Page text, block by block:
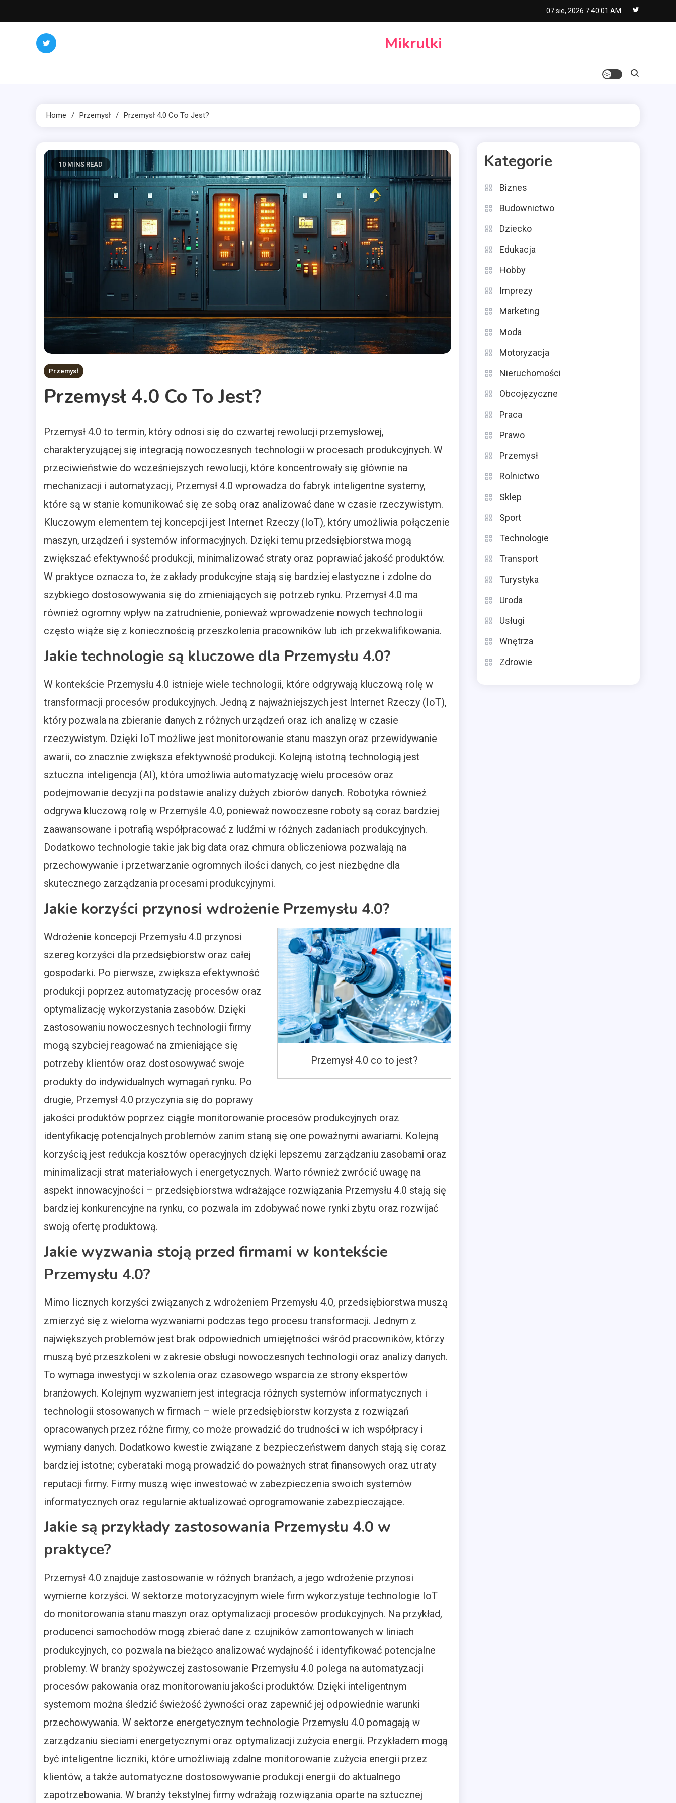
to
07 sie, 2026 7:40:02 AM
Mikrulki
Home Przemysł Przemysł 4.0 Co To Jest?
10 MINS READ
Przemysł
Przemysł 4.0 Co To Jest?
Przemysł 4.0 to termin, który odnosi się do czwartej rewolucji przemysłowej,
charakteryzującej się integracją nowoczesnych technologii w procesach produkcyjnych. W
przeciwieństwie do wcześniejszych rewolucji, które koncentrowały się głównie na
mechanizacji i automatyzacji, Przemysł 4.0 wprowadza do fabryk inteligentne systemy,
które są w stanie komunikować się ze sobą oraz analizować dane w czasie rzeczywistym.
Kluczowym elementem tej koncepcji jest Internet Rzeczy (IoT), który umożliwia połączenie
maszyn, urządzeń i systemów informacyjnych. Dzięki temu przedsiębiorstwa mogą
zwiększać efektywność produkcji, minimalizować straty oraz poprawiać jakość produktów.
W praktyce oznacza to, że zakłady produkcyjne stają się bardziej elastyczne i zdolne do
szybkiego dostosowywania się do zmieniających się potrzeb rynku. Przemysł 4.0 ma
również ogromny wpływ na zatrudnienie, ponieważ wprowadzenie nowych technologii
często wiąże się z koniecznością przeszkolenia pracowników lub ich przekwalifikowania.
Jakie technologie są kluczowe dla Przemysłu 4.0?
W kontekście Przemysłu 4.0 istnieje wiele technologii, które odgrywają kluczową rolę w
transformacji procesów produkcyjnych. Jedną z najważniejszych jest Internet Rzeczy (IoT),
który pozwala na zbieranie danych z różnych urządzeń oraz ich analizę w czasie
rzeczywistym. Dzięki IoT możliwe jest monitorowanie stanu maszyn oraz przewidywanie
awarii, co znacznie zwiększa efektywność produkcji. Kolejną istotną technologią jest
sztuczna inteligencja (AI), która umożliwia automatyzację wielu procesów oraz
podejmowanie decyzji na podstawie analizy dużych zbiorów danych. Robotyka również
odgrywa kluczową rolę w Przemyśle 4.0, ponieważ nowoczesne roboty są coraz bardziej
zaawansowane i potrafią współpracować z ludźmi w różnych zadaniach produkcyjnych.
Dodatkowo technologie takie jak big data oraz chmura obliczeniowa pozwalają na
przechowywanie i przetwarzanie ogromnych ilości danych, co jest niezbędne dla
skutecznego zarządzania procesami produkcyjnymi.
Jakie korzyści przynosi wdrożenie Przemysłu 4.0?
Przemysł 4.0 co to jest?
Wdrożenie koncepcji Przemysłu 4.0 przynosi
szereg korzyści dla przedsiębiorstw oraz całej
gospodarki. Po pierwsze, zwiększa efektywność
produkcji poprzez automatyzację procesów oraz
optymalizację wykorzystania zasobów. Dzięki
zastosowaniu nowoczesnych technologii firmy
mogą szybciej reagować na zmieniające się
potrzeby klientów oraz dostosowywać swoje
produkty do indywidualnych wymagań rynku. Po
drugie, Przemysł 4.0 przyczynia się do poprawy
jakości produktów poprzez ciągłe monitorowanie procesów produkcyjnych oraz
identyfikację potencjalnych problemów zanim staną się one poważnymi awariami. Kolejną
korzyścią jest redukcja kosztów operacyjnych dzięki lepszemu zarządzaniu zasobami oraz
minimalizacji strat materiałowych i energetycznych. Warto również zwrócić uwagę na
aspekt innowacyjności – przedsiębiorstwa wdrażające rozwiązania Przemysłu 4.0 stają się
bardziej konkurencyjne na rynku, co pozwala im zdobywać nowe rynki zbytu oraz rozwijać
swoją ofertę produktową.
Jakie wyzwania stoją przed firmami w kontekście
Przemysłu 4.0?
Mimo licznych korzyści związanych z wdrożeniem Przemysłu 4.0, przedsiębiorstwa muszą
zmierzyć się z wieloma wyzwaniami podczas tego procesu transformacji. Jednym z
największych problemów jest brak odpowiednich umiejętności wśród pracowników, którzy
muszą być przeszkoleni w zakresie obsługi nowoczesnych technologii oraz analizy danych.
To wymaga inwestycji w szkolenia oraz czasowego wsparcia ze strony ekspertów
branżowych. Kolejnym wyzwaniem jest integracja różnych systemów informatycznych i
technologii stosowanych w firmach – wiele przedsiębiorstw korzysta z rozwiązań
opracowanych przez różne firmy, co może prowadzić do trudności w ich współpracy i
wymiany danych. Dodatkowo kwestie związane z bezpieczeństwem danych stają się coraz
bardziej istotne; cyberataki mogą prowadzić do poważnych strat finansowych oraz utraty
reputacji firmy. Firmy muszą więc inwestować w zabezpieczenia swoich systemów
informatycznych oraz regularnie aktualizować oprogramowanie zabezpieczające.
Jakie są przykłady zastosowania Przemysłu 4.0 w
praktyce?
Przemysł 4.0 znajduje zastosowanie w różnych branżach, a jego wdrożenie przynosi
wymierne korzyści. W sektorze motoryzacyjnym wiele firm wykorzystuje technologie IoT
do monitorowania stanu maszyn oraz optymalizacji procesów produkcyjnych. Na przykład,
producenci samochodów mogą zbierać dane z czujników zamontowanych w liniach
produkcyjnych, co pozwala na bieżąco analizować wydajność i identyfikować potencjalne
problemy. W branży spożywczej zastosowanie Przemysłu 4.0 polega na automatyzacji
procesów pakowania oraz monitorowaniu jakości produktów. Dzięki inteligentnym
systemom można śledzić świeżość żywności oraz zapewnić jej odpowiednie warunki
przechowywania. W sektorze energetycznym technologie Przemysłu 4.0 pomagają w
zarządzaniu sieciami energetycznymi oraz optymalizacji zużycia energii. Przykładem mogą
być inteligentne liczniki, które umożliwiają zdalne monitorowanie zużycia energii przez
klientów, a także automatyczne dostosowywanie produkcji energii do aktualnego
zapotrzebowania. W branży tekstylnej firmy wdrażają rozwiązania oparte na sztucznej
Kategorie
Biznes
Budownictwo
Dziecko
Edukacja
Hobby
Imprezy
Marketing
Moda
Motoryzacja
Nieruchomości
Obcojęzyczne
Praca
Prawo
Przemysł
Rolnictwo
Sklep
Sport
Technologie
Transport
Turystyka
Uroda
Usługi
Wnętrza
Zdrowie